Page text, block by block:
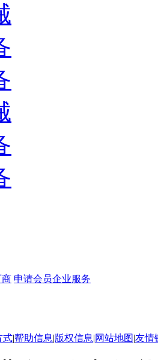
商 申请会员企业服务
式|帮助信息|版权信息|网站地图|友情